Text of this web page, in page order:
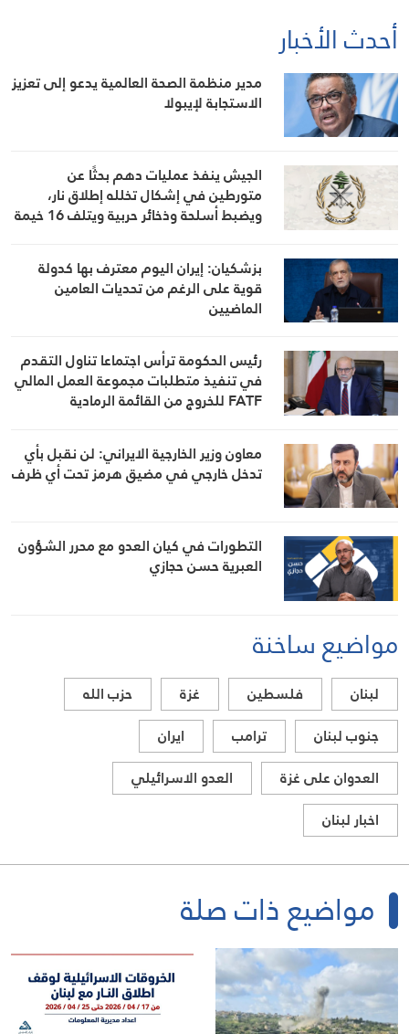
أحدث الأخبار
مدير منظمة الصحة العالمية يدعو إلى تعزيز
الاستجابة لإيبولا
الجيش ينفذ عمليات دهم بحثًا عن
متورطين في إشكال تخلله إطلاق نار،
ويضبط أسلحة وذخائر حربية ويتلف 16 خيمة
بزشكيان: إيران اليوم معترف بها كدولة
قوية على الرغم من تحديات العامين
الماضيين
رئيس الحكومة ترأس اجتماعا تناول التقدم
في تنفيذ متطلبات مجموعة العمل المالي
FATF للخروج من القائمة الرمادية
معاون وزير الخارجية الايراني: لن نقبل بأي
تدخل خارجي في مضيق هرمز تحت أي ظرف
التطورات في كيان العدو مع محرر الشؤون
العبرية حسن حجازي
مواضيع ساخنة
لبنان فلسطين غزة
حزب الله
جنوب لبنان
ترامب
ايران
العدوان على غزة
العدو الاسرائيلي
اخبار لبنان
مواضيع ذات صلة